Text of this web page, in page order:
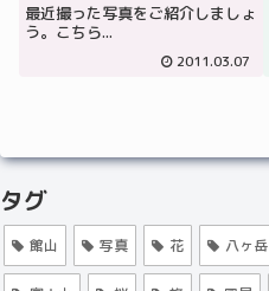
最近撮った写真をご紹介しましょ
う。こちら...
2011.03.07
タグ
館山 写真 花 八ヶ岳